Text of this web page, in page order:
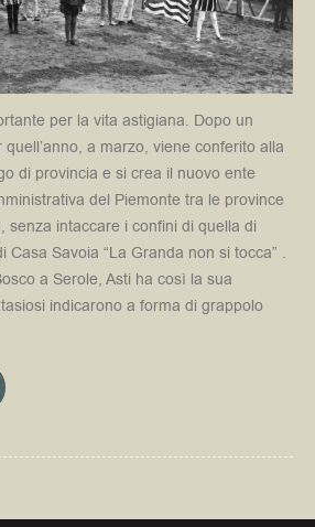
per la vita astigiana. Dopo un
a marzo, viene conferito alla
di provincia e si crea il nuovo ente
del Piemonte tra le province
senza intaccare i confini di quella di
Casa Savoia “La Granda non si tocca” .
a Serole, Asti ha così la sua
indicarono a forma di grappolo